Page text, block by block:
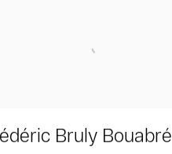
Bruly Bouabré